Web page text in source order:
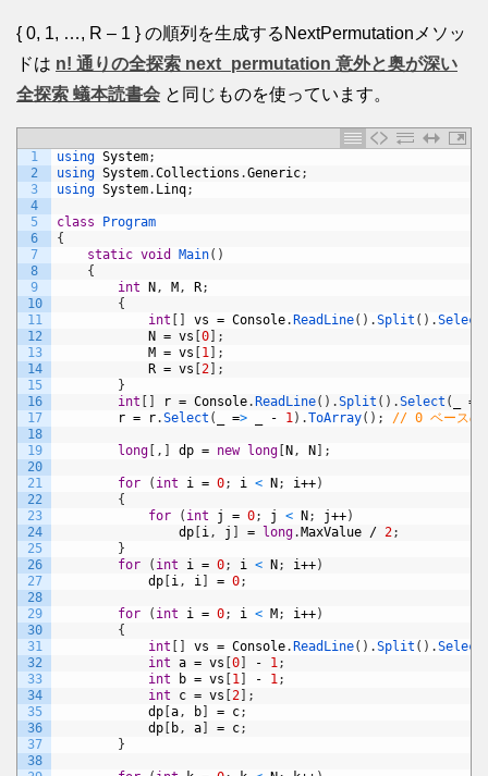
{ 0, 1, …, R – 1 } の順列を生成するNextPermutationメソッ
ドは n! 通りの全探索 next_permutation 意外と奥が深い
全探索 蟻本読書会 と同じものを使っています。
1
2
3
4
5
6
7
8
9
10
11
12
13
14
15
16
17
18
19
20
21
22
23
24
25
26
27
28
29
30
31
32
33
34
35
36
37
38
using System;
using System.Collections .Generic;
using System. Linq;
class
Program
{
static void Main( )
{
int
N , M , R;
{
int
vs = Console. ReadLine( ) .Split ( ) .Select
N = vs 0
;
M = vs 1
;
R = vs 2
;
}
int
r = Console. ReadLine( ) .Split ( ) .Select ( =
r = r.Select ( => - 1) .ToArray( ) ; // 0 ベースの
long , dp = new long N , N ;
for ( int i = 0; i < N ; i++)
{
for
( int j = 0; j < N ; j++)
dp i, j = long. MaxValue / 2;
}
for
( int i = 0; i < N ; i++)
dp i, i = 0;
for ( int i = 0; i < M ; i++)
{
int
vs = Console. ReadLine( ) .Split ( ) .Select
int a = vs 0 - 1;
int
b = vs 1 - 1;
int
c = vs 2
;
dp a, b = c;
dp
b, a = c;
}